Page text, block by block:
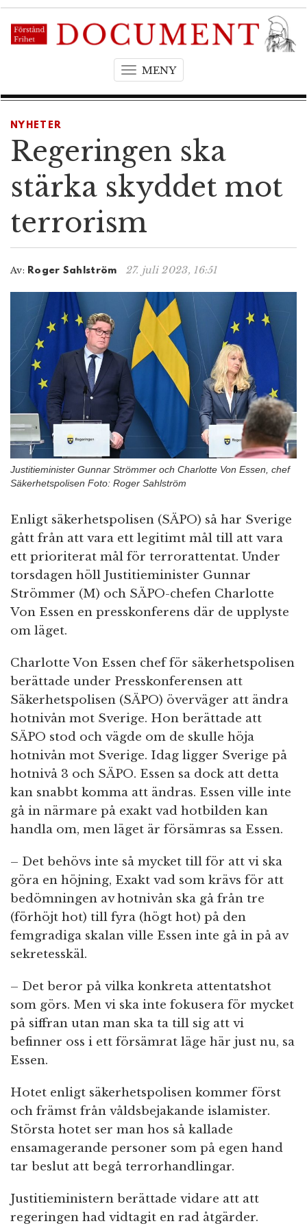
MENYT
g
a
t
o
n
NYHETER
Regeringen ska
stärka skyddet mot
terrorism
Av: Roger Sahlström 27. juli 2023, 16:51
Justitieminister Gunnar Strömmer och Charlotte Von Essen, chef
Säkerhetspolisen Foto: Roger Sahlström
Enligt säkerhetspolisen (SÄPO) så har Sverige
gått från att vara ett legitimt mål till att vara
ett prioriterat mål för terrorattentat. Under
torsdagen höll Justitieminister Gunnar
Strömmer (M) och SÄPO-chefen Charlotte
Von Essen en presskonferens där de upplyste
om läget.
Charlotte Von Essen chef för säkerhetspolisen
berättade under Presskonferensen att
Säkerhetspolisen (SÄPO) överväger att ändra
hotnivån mot Sverige. Hon berättade att
SÄPO stod och vägde om de skulle höja
hotnivån mot Sverige. Idag ligger Sverige på
hotnivå 3 och SÄPO. Essen sa dock att detta
kan snabbt komma att ändras. Essen ville inte
gå in närmare på exakt vad hotbilden kan
handla om, men läget är försämras sa Essen.
– Det behövs inte så mycket till för att vi ska
göra en höjning, Exakt vad som krävs för att
bedömningen av hotnivån ska gå från tre
(förhöjt hot) till fyra (högt hot) på den
femgradiga skalan ville Essen inte gå in på av
sekretesskäl.
– Det beror på vilka konkreta attentatshot
som görs. Men vi ska inte fokusera för mycket
på siffran utan man ska ta till sig att vi
befinner oss i ett försämrat läge här just nu, sa
Essen.
Hotet enligt säkerhetspolisen kommer först
och främst från våldsbejakande islamister.
Största hotet ser man hos så kallade
ensamagerande personer som på egen hand
tar beslut att begå terrorhandlingar.
Justitieministern berättade vidare att att
regeringen had vidtagit en rad åtgärder.